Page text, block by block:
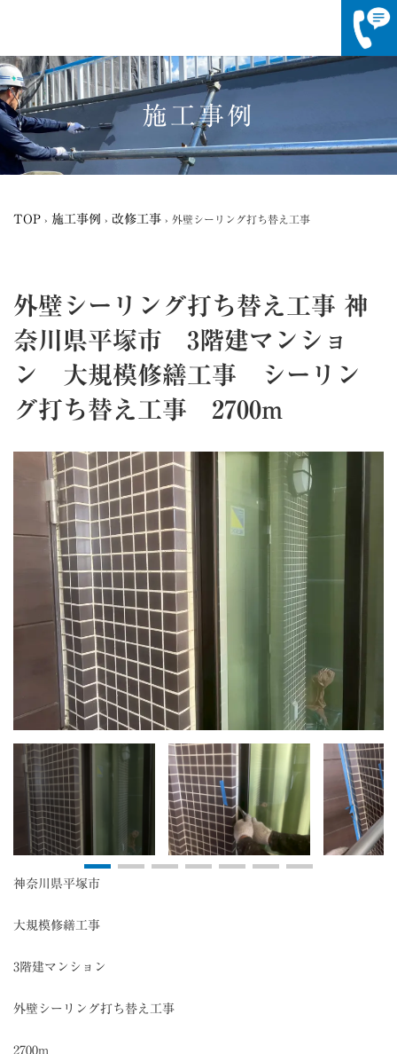
コ
ン
テ
ン
ツ
ス
ナ
ビ
ゲ
ー
シ
ン
施工事例
TOP › 施工事例 › 改修工事 › 外壁シーリング打ち替え工事
外壁シーリング打ち替え工事 神
奈川県平塚市 3階建マンショ
ン 大規模修繕工事 シーリン
グ打ち替え工事 2700m
神奈川県平塚市
大規模修繕工事
3階建マンション
外壁シーリング打ち替え工事
2700m